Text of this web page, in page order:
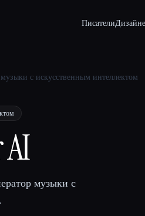
Писатели
музыки с искусственным интеллектом
музыки с